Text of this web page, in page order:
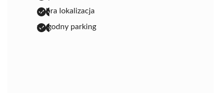
dobra lokalizacja
wygodny parking